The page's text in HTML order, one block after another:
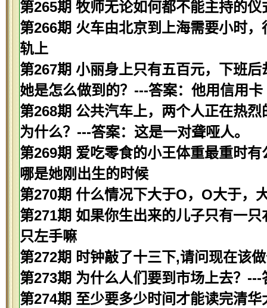
第265期 牧师无论如何都不能主持的
第266期 火车由北京到上海需要小时
轨上
第267期 小丽身上只有五百元，下班
她是怎么做到的？---答案：他用信用卡
第268期 公共汽车上，两个人正在热
为什么？---答案：这是一对聋哑人。
第269期 爱吃零食的小王体重最重时
哪是她刚出生的时候
第270期 什么情况下大于O，O大于，
第271期 如果你生出来的儿子只有一
只左手嘛
第272期 时钟敲了十三下,请问现在该
第273期 为什么人们要到市场上去？
第274期 至少要多少时间才能读完清